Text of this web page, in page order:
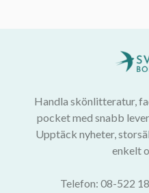
Handla skönlitteratur,
pocket med snabb
Upptäck nyheter,
enkelt
Telefon: 08-522